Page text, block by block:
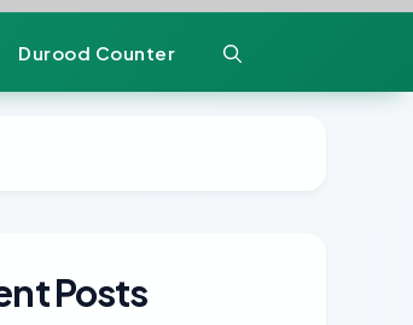
Durood Counter
Posts